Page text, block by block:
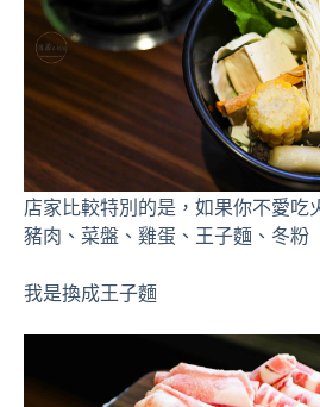
店家比較特別的是，如果你不愛吃
豬肉、菜盤、雞蛋、王子麵、冬粉
我是換成王子麵